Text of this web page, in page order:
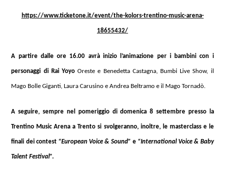
https://www.ticketone.it/event/the-kolors-trentino-music-arena-
18655432/
A partire dalle ore 16.00 avrà inizio l’animazione per i bambini con i
personaggi di Rai YoyoOreste e Benedetta Castagna, Bumbi Live Show, il
Mago Bolle Giganti, Laura Carusino e Andrea Beltramo e il Mago Tornadò.
A seguire, sempre nel pomeriggio di domenica 8 settembre presso la
Trentino Music Arena a Trento si svolgeranno, inoltre, le masterclass e le
finali dei contest “European Voice & Sound” e “International Voice & Baby
Talent Festival”.